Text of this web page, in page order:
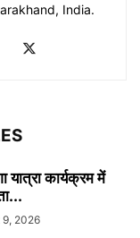
India.
यात्रा कार्यक्रम में
9, 2026